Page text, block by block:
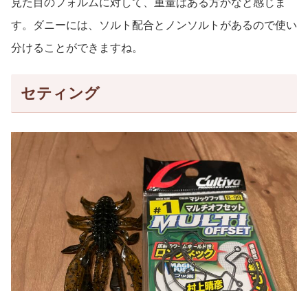
見た目のフォルムに対して、重量はある方かなと感じま
す。ダニーには、ソルト配合とノンソルトがあるので使い
分けることができますね。
セティング